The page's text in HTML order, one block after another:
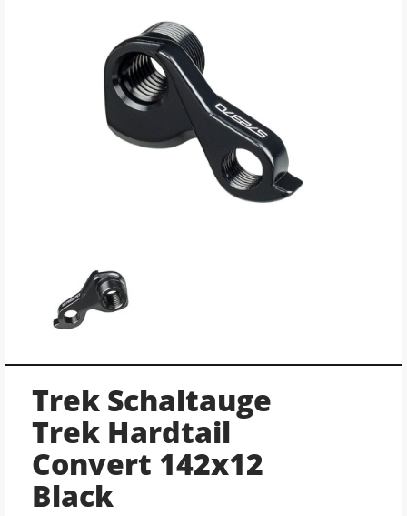
Trek Schaltauge
Trek Hardtail
Convert 142x12
Black